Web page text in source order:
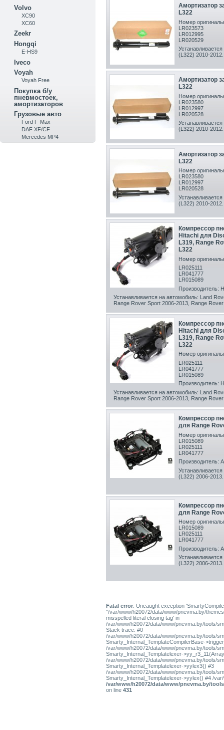
Volvo
XC90
XC60
Zeekr
Hongqi
E-HS9
Iveco
Voyah
Voyah Free
Покупка б/у
пневмостоек,
амортизаторов
Грузовые авто
Ford F-Max
DAF XF/CF
Mercedes MP4
Амортизатор
L322
Номер
LR023573
LR012995
LR020529
(L322) 2010-2012 .
Амортизатор
L322
Номер
LR023580
LR012997
LR020528
(L322) 2010-2012 .
Амортизатор
L322
Номер
LR023580
LR012997
LR020528
(L322) 2010-2012 .
Компрессор
Hitachi для
L319, Range
L322
Номер
LR025111
LR041777
LR015089
Производитель:
Устанавливается на автомобиль: Land
Range Rover Sport 2006-2013, Range
Компрессор
Hitachi для
L319, Range
L322
Номер
LR025111
LR041777
LR015089
Производитель:
Устанавливается на автомобиль: Land
Range Rover Sport 2006-2013, Range
Компрессор
для Range
Номер
LR015089
LR025111
LR041777
Производитель:
(L322) 2006-2013 .
Компрессор
для Range
Номер
LR015089
LR025111
LR041777
Производитель:
(L322) 2006-2013 .
Fatal error: Uncaught exception
"/var/www/h20072/data/www/pnevma.by/
misspelled literal closing tag' in
/var/www/h20072/data/www/pnevma.by/tools/
Stack trace: #0
/var/www/h20072/data/www/pnevma.by/tools/
Smarty_Internal_TemplateCompilerBase-
/var/www/h20072/data/www/pnevma.by/tools/
Smarty_Internal_Templatelexer-
/var/www/h20072/data/www/pnevma.by/tools/
Smarty_Internal_Templatelexer->yylex3() #3
/var/www/h20072/data/www/pnevma.by/tools/
Smarty_Internal_Templatelexer->yylex() #4 /
/var/www/h20072/data/www/pnevma.by/
on line 431